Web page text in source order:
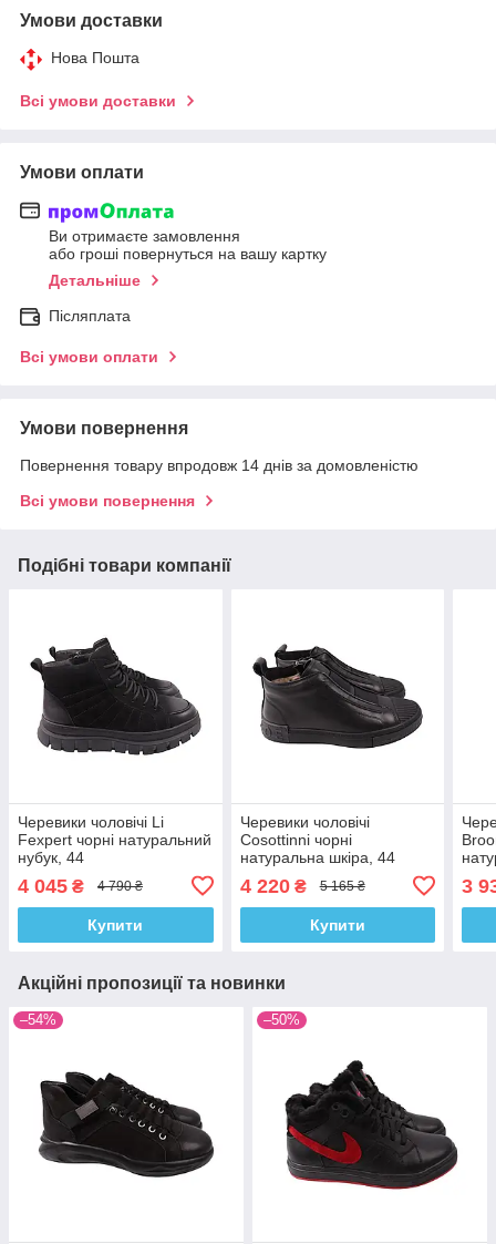
Умови доставки
Нова Пошта
Всі умови доставки
Умови оплати
Ви отримаєте замовлення
або гроші повернуться на вашу картку
Детальніше
Післяплата
Всі умови оплати
Умови повернення
Повернення товару впродовж 14 днів за домовленістю
Всі умови повернення
Подібні товари компанії
Черевики чоловічі Li
Fexpert чорні натуральний
нубук, 44
4 045 ₴ 4 790 ₴
Купити
Черевики чоловічі
Cosottinni чорні
натуральна шкіра, 44
4 220₴ 5 165 ₴
Купити
3
Акційні пропозиції та новинки
–54% –50%